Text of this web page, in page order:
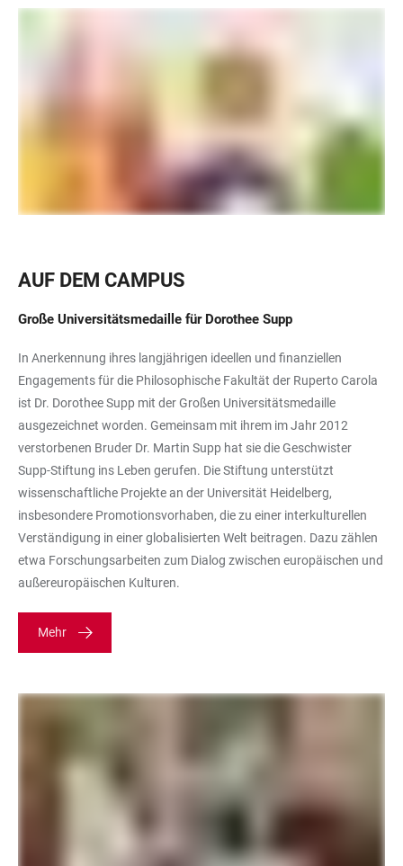
AUF DEM CAMPUS
Große Universitätsmedaille für Dorothee Supp
In Anerkennung ihres langjährigen ideellen und finanziellen
Engagements für die Philosophische Fakultät der Ruperto Carola
ist Dr. Dorothee Supp mit der Großen Universitätsmedaille
ausgezeichnet worden. Gemeinsam mit ihrem im Jahr 2012
verstorbenen Bruder Dr. Martin Supp hat sie die Geschwister
Supp-Stiftung ins Leben gerufen. Die Stiftung unterstützt
wissenschaftliche Projekte an der Universität Heidelberg,
insbesondere Promotionsvorhaben, die zu einer interkulturellen
Verständigung in einer globalisierten Welt beitragen. Dazu zählen
etwa Forschungsarbeiten zum Dialog zwischen europäischen und
außereuropäischen Kulturen.
Mehr